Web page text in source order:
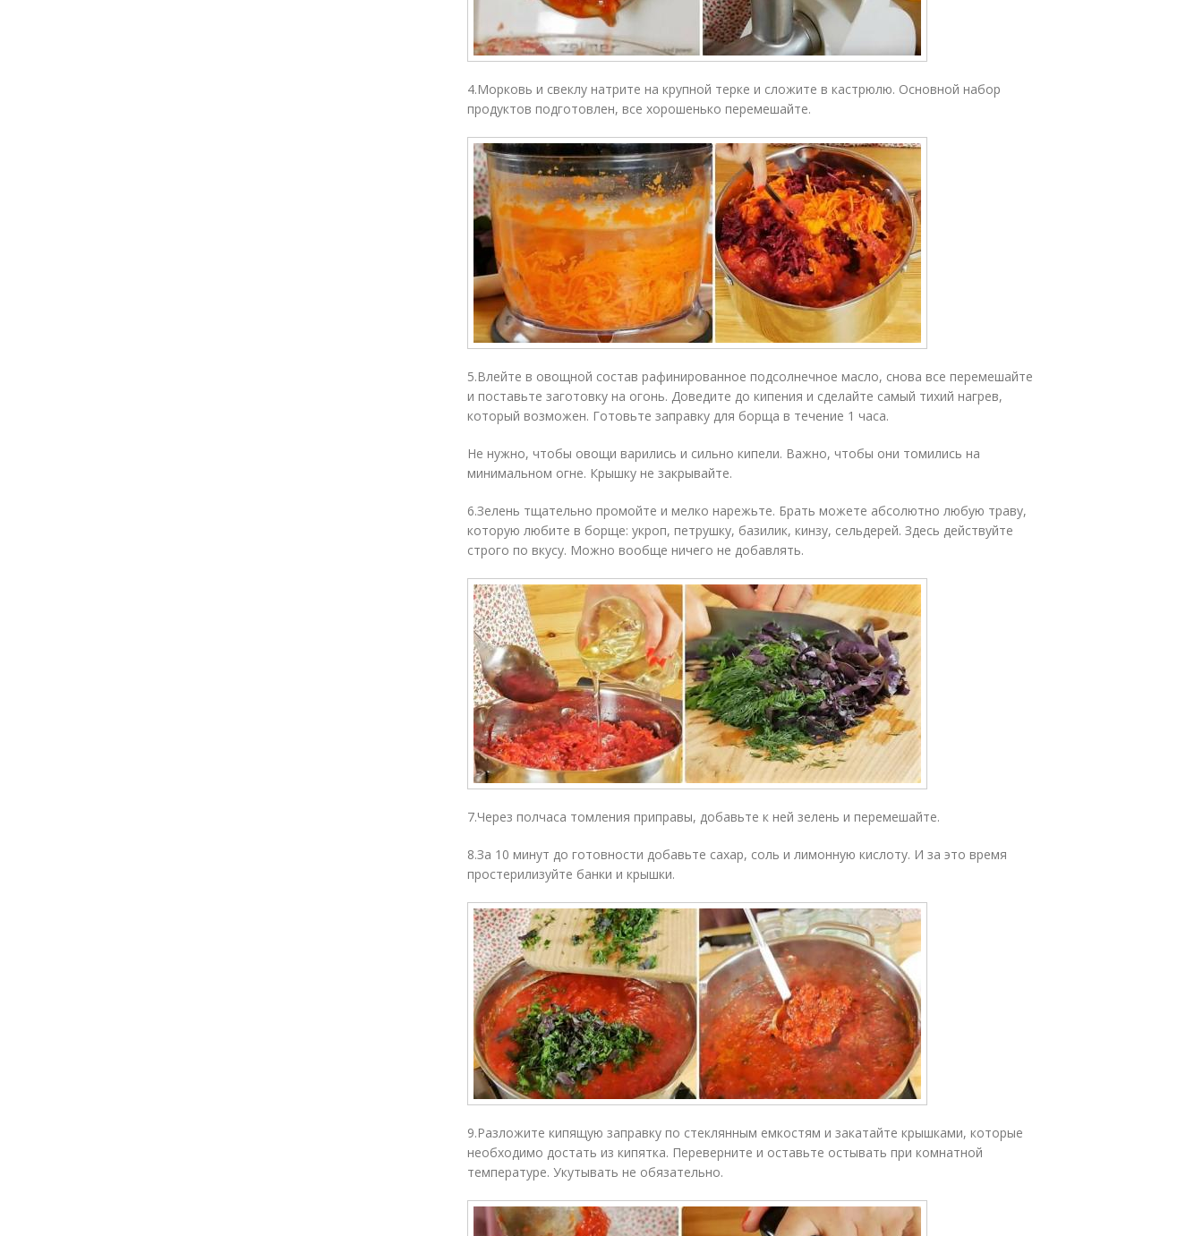
4.Морковь и свеклу натрите на крупной терке и сложите в кастрюлю. Основной набор
продуктов подготовлен, все хорошенько перемешайте.
5.Влейте в овощной состав рафинированное подсолнечное масло, снова все перемешайте
и поставьте заготовку на огонь. Доведите до кипения и сделайте самый тихий нагрев,
который возможен. Готовьте заправку для борща в течение 1 часа.
Не нужно, чтобы овощи варились и сильно кипели. Важно, чтобы они томились на
минимальном огне. Крышку не закрывайте.
6.Зелень тщательно промойте и мелко нарежьте. Брать можете абсолютно любую траву,
которую любите в борще: укроп, петрушку, базилик, кинзу, сельдерей. Здесь действуйте
строго по вкусу. Можно вообще ничего не добавлять.
7.Через полчаса томления приправы, добавьте к ней зелень и перемешайте.
8.За 10 минут до готовности добавьте сахар, соль и лимонную кислоту. И за это время
простерилизуйте банки и крышки.
9.Разложите кипящую заправку по стеклянным емкостям и закатайте крышками, которые
необходимо достать из кипятка. Переверните и оставьте остывать при комнатной
температуре. Укутывать не обязательно.